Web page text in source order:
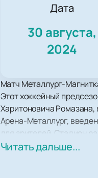
Дата
30 августа,
2024
Матч Металлург-
Этот хоккейный
Харитоновича
Арена-Металлург,
для зрителей. Стадион
безопасности, что
Читать дальше...